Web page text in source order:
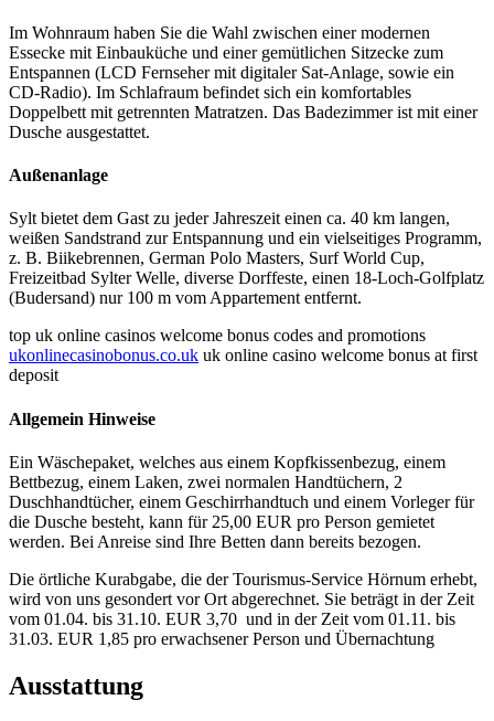
Im Wohnraum haben Sie die Wahl zwischen einer modernen
Essecke mit Einbauküche und einer gemütlichen Sitzecke zum
Entspannen (LCD Fernseher mit digitaler Sat-Anlage, sowie ein
CD-Radio). Im Schlafraum befindet sich ein komfortables
Doppelbett mit getrennten Matratzen. Das Badezimmer ist mit einer
Dusche ausgestattet.
Außenanlage
Sylt bietet dem Gast zu jeder Jahreszeit einen ca. 40 km langen,
weißen Sandstrand zur Entspannung und ein vielseitiges Programm,
z. B. Biikebrennen, German Polo Masters, Surf World Cup,
Freizeitbad Sylter Welle, diverse Dorffeste, einen 18-Loch-Golfplatz
(Budersand) nur 100 m vom Appartement entfernt.
top uk online casinos welcome bonus codes and promotions
ukonlinecasinobonus.co.uk uk online casino welcome bonus at first
deposit
Allgemein Hinweise
Ein Wäschepaket, welches aus einem Kopfkissenbezug, einem
Bettbezug, einem Laken, zwei normalen Handtüchern, 2
Duschhandtücher, einem Geschirrhandtuch und einem Vorleger für
die Dusche besteht, kann für 25,00 EUR pro Person gemietet
werden. Bei Anreise sind Ihre Betten dann bereits bezogen.
Die örtliche Kurabgabe, die der Tourismus-Service Hörnum erhebt,
wird von uns gesondert vor Ort abgerechnet. Sie beträgt in der Zeit
vom 01.04. bis 31.10. EUR 3,70 und in der Zeit vom 01.11. bis
31.03. EUR 1,85 pro erwachsener Person und Übernachtung
Ausstattung